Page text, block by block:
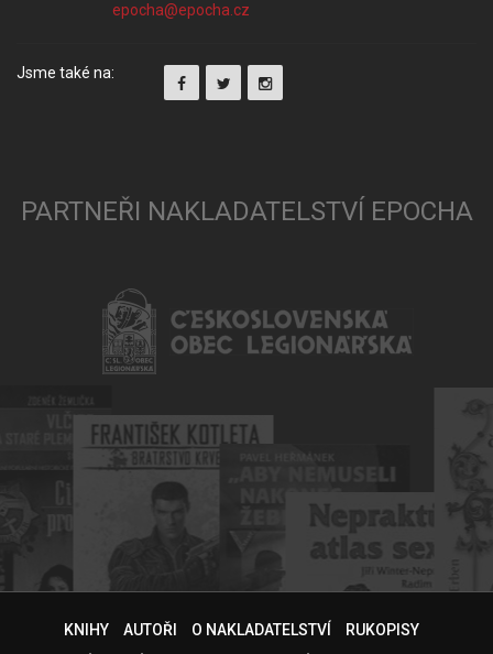
Jsme také na:
PARTNEŘI NAKLADATELSTVÍ EPOCHA
KNIHY AUTOŘI O NAKLADATELSTVÍ RUKOPISY